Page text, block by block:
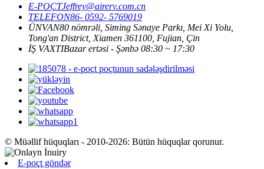
E-POÇTJeffrey@airerv.com.cn
TELEFON86- 0592- 5769019
ÜNVAN80 nömrəli, Siming Sənaye Parkı, Mei Xi Yolu,
Tong'an District, Xiamen 361100, Fujian, Çin
İŞ VAXTIBazar ertəsi - Şənbə 08:30 ~ 17:30
© Müəllif hüquqları - 2010-2026: Bütün hüquqlar qorunur.
E-poçt göndər